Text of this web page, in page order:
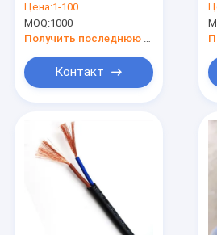
залуживал экран
заплетенный
медной проволокой
Цена:1-100
MOQ:1000
Контакт